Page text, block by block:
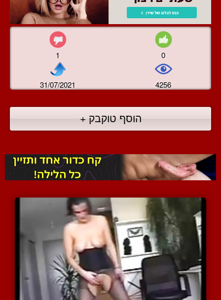
1 0
31/07/2021 4256
הוסף טוקבק +